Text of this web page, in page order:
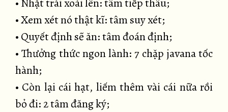
• Nhặt trái xoài lên: tâm tiếp thâu;
• Xem xét nó thật kĩ: tâm suy xét;
• Quyết định sẽ ăn: tâm đoán định;
• Thưởng thức ngon lành: 7 chặp javana tốc
hành;
• Còn lại cái hạt, liếm thêm vài cái nữa rồi
bỏ đi: 2 tâm đăng ký;